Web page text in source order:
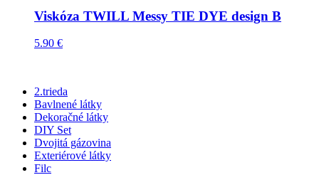
Viskóza TWILL Messy TIE DYE design B
5.90 €
2.trieda
Bavlnené látky
Dekoračné látky
DIY Set
Dvojitá gázovina
Exteriérové látky
Filc